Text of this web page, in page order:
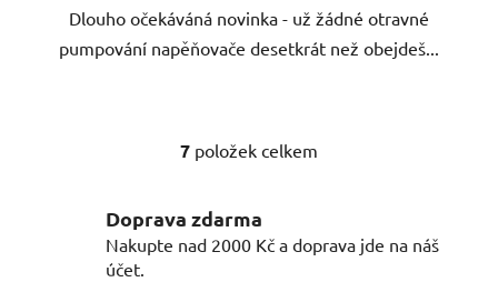
Dlouho očekáváná novinka - už žádné otravné
pumpování napěňovače desetkrát než obejdeš...
O
l
á
d
7 položek celkem
Doprava zdarma
Nakupte nad 2000 Kč a doprava jde na náš
účet.